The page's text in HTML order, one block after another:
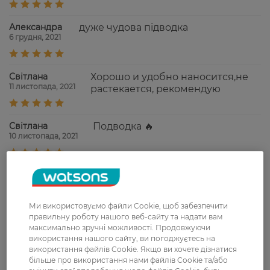
Александра
6 грудня, 2021
дуже чудова підводка
Світлана
11 листопада, 2021
Хорошо и удобно наносится,не
растекается, рекомендую
Світлана
10 листопада, 2021
Подводка 🔥
Світлана
9 листопада, 2021
Підводка просто супер, зручно
наноситься, стійка.
Показати ще
Ми використовуємо файли Cookie, щоб забезпечити
правильну роботу нашого веб-сайту та надати вам
максимально зручні можливості. Продовжуючи
використання нашого сайту, ви погоджуєтесь на
використання файлів Cookie. Якщо ви хочете дізнатися
більше про використання нами файлів Cookie та/або